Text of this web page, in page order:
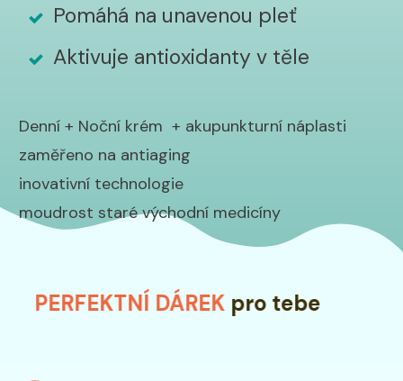
Pomáhá na unavenou pleť
Aktivuje antioxidanty v těle
Denní + Noční krém + akupunkturní náplasti
zaměřeno na antiaging
inovativní technologie
moudrost staré východní medicíny
PERFEKTNÍ DÁREK pro tebe